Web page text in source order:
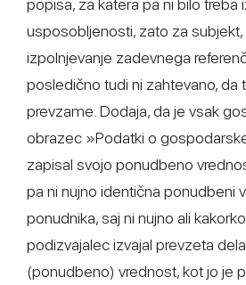
popisa, za katera pa ni bilo treba
usposobljenosti, zato za subjekt,
izpolnjevanje zadevnega
posledično tudi ni zahtevano, da
prevzame. Dodaja, da je vsak
obrazec »Podatki o
zapisal svojo ponudbeno
pa ni nujno identična ponudbeni
ponudnika, saj ni nujno ali
podizvajalec izvajal prevzeta
(ponudbeno) vrednost, kot jo je